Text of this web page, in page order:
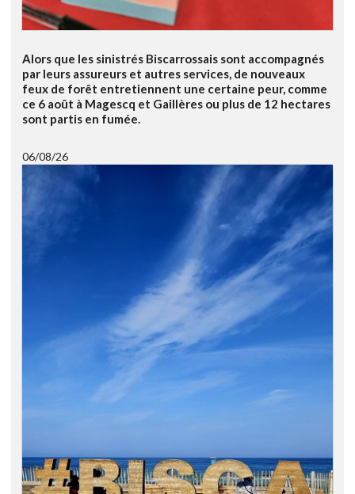
Alors que les sinistrés Biscarrossais sont accompagnés
par leurs assureurs et autres services, de nouveaux
feux de forêt entretiennent une certaine peur, comme
ce 6 août à Magescq et Gaillères ou plus de 12 hectares
sont partis en fumée.
06/08/26